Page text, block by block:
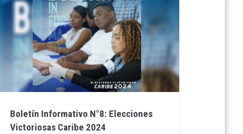
Boletín Informativo N°8: Elecciones
Victoriosas Caribe 2024